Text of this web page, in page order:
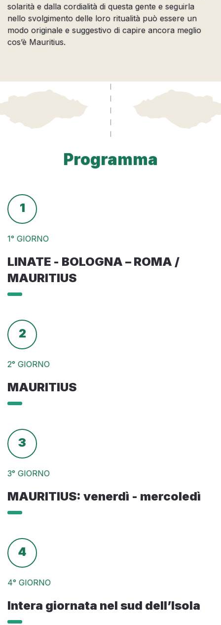
solarità e dalla cordialità di questa gente e seguirla
nello svolgimento delle loro ritualità può essere un
modo originale e suggestivo di capire ancora meglio
cos’è Mauritius.
Programma
1
1° GIORNO
LINATE - BOLOGNA – ROMA /
MAURITIUS
2
2° GIORNO
MAURITIUS
3
3° GIORNO
MAURITIUS: venerdì - mercoledì
4
4° GIORNO
Intera giornata nel sud dell’Isola